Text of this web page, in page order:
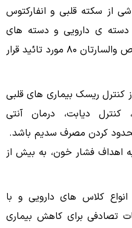
از سکته قلبى و انفارکتوس
ى دارویی و دسته هاى
دارویی دیگر آزمایش شده اند و قرص والسارتان ۸۰ مورد تائید قرار
کنترل ریسک بیمارى هاى قلبی
کنترل دیابت، درمان آنتی
کردن مصرف سدیم باشد.
اهداف فشار خون، به بیش از
کلاس های دارویی و با
تصادفی برای کاهش بیماری